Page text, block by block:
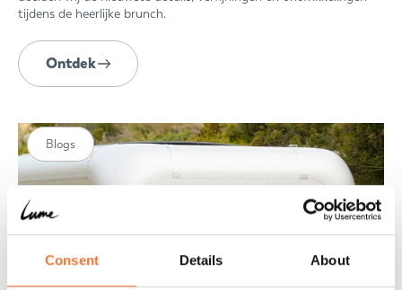
Consent Details About
tijdens de heerlijke brunch.
Ontdek
Blogs